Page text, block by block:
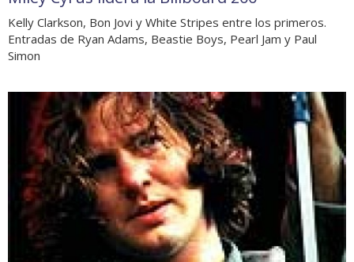
Kelly Clarkson, Bon Jovi y White Stripes entre los primeros.
Entradas de Ryan Adams, Beastie Boys, Pearl Jam y Paul
Simon